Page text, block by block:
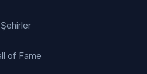
Şehirler
of Fame